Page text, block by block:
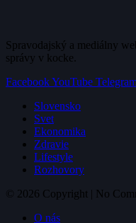
Spravodajský a mediálny
správy v kocke.
FacebookYouTube
Slovensko
Svet
Ekonomika
Zdravie
Lifestyle
Rozhovory
© 2026 Copyright | No
O nás